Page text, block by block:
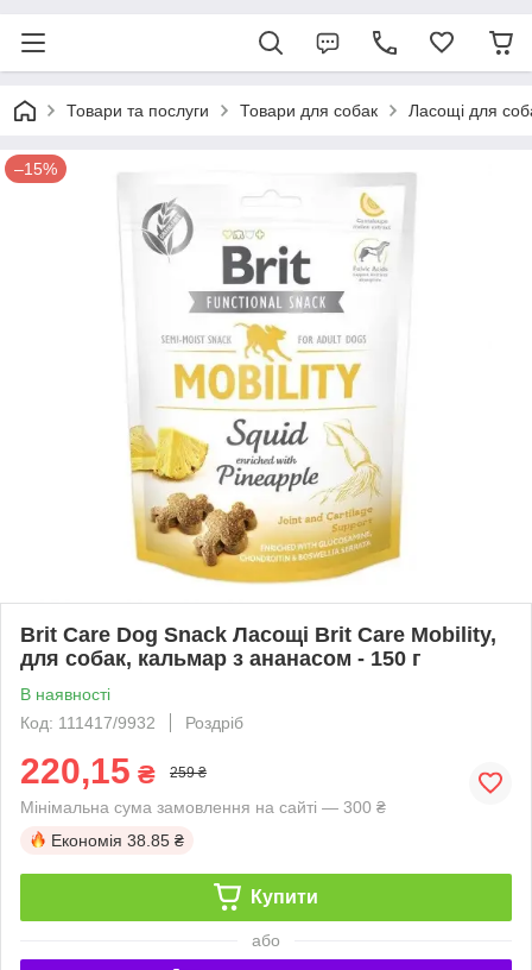
Товари та послуги Товари для собак Ласощі для
–15%
Brit Care Dog Snack Ласощі Brit Care Mobility,
для собак, кальмар з ананасом - 150 г
В наявності
Код: 111417/9932
Роздріб
220,15 ₴ 259 ₴
Мінімальна сума замовлення на сайті — 300 ₴
Економія 38.85 ₴
Купити
або